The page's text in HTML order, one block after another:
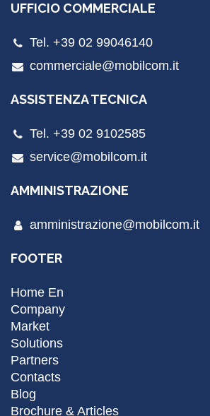
UFFICIO COMMERCIALE
Tel. +39 02 99046140
commerciale@mobilcom.it
ASSISTENZA TECNICA
Tel. +39 02 9102585
service@mobilcom.it
AMMINISTRAZIONE
amministrazione@mobilcom.it
FOOTER
Home En
Company
Market
Solutions
Partners
Contacts
Blog
Brochure & Articles